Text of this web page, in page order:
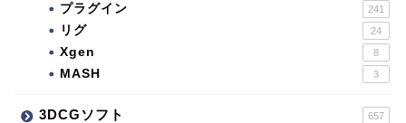
プラグイン 241
リグ 24
Xgen 8
MASH 3
3DCGソフト 657